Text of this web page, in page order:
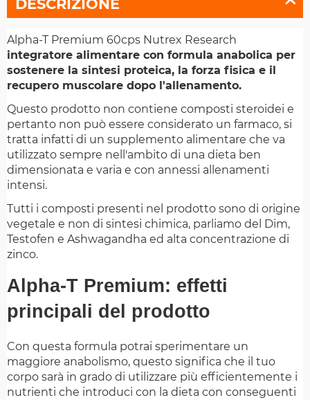
DESCRIZIONE
Alpha-T Premium 60cps Nutrex Research
integratore alimentare con formula anabolica per
sostenere la sintesi proteica, la forza fisica e il
recupero muscolare dopo l'allenamento.
Questo prodotto non contiene composti steroidei e
pertanto non può essere considerato un farmaco, si
tratta infatti di un supplemento alimentare che va
utilizzato sempre nell'ambito di una dieta ben
dimensionata e varia e con annessi allenamenti
intensi.
Tutti i composti presenti nel prodotto sono di origine
vegetale e non di sintesi chimica, parliamo del Dim,
Testofen e Ashwagandha ed alta concentrazione di
zinco.
Alpha-T Premium: effetti
principali del prodotto
Con questa formula potrai sperimentare un
maggiore anabolismo, questo significa che il tuo
corpo sarà in grado di utilizzare più efficientemente i
nutrienti che introduci con la dieta con conseguenti